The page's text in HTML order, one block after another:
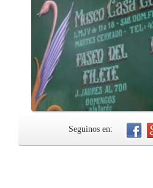
Seguinos en: